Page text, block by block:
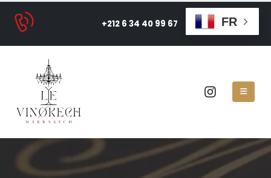
+212 6 34 40 99 67 FR